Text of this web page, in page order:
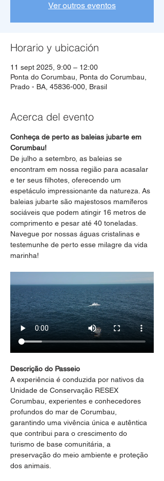
Ver outros eventos
Horario y ubicación
11 sept 2025, 9:00 – 12:00
Ponta do Corumbau, Ponta do Corumbau,
Prado - BA, 45836-000, Brasil
Acerca del evento
Conheça de perto as baleias jubarte em
Corumbau!
De julho a setembro, as baleias se
encontram em nossa região para acasalar
e ter seus filhotes, oferecendo um
espetáculo impressionante da natureza. As
baleias jubarte são majestosos mamíferos
sociáveis que podem atingir 16 metros de
comprimento e pesar até 40 toneladas.
Navegue por nossas águas cristalinas e
testemunhe de perto esse milagre da vida
marinha!
Descrição do Passeio
A experiência é conduzida por nativos da
Unidade de Conservação RESEX
Corumbau, experientes e conhecedores
profundos do mar de Corumbau,
garantindo uma vivência única e autêntica
que contribui para o crescimento do
turismo de base comunitária, a
preservação do meio ambiente e proteção
dos animais.